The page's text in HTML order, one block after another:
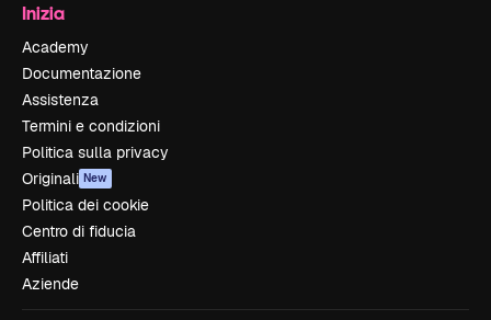
Inizia
Academy
Documentazione
Assistenza
Termini e condizioni
Politica sulla privacy
Originali New
Politica dei cookie
Centro di fiducia
Affiliati
Aziende